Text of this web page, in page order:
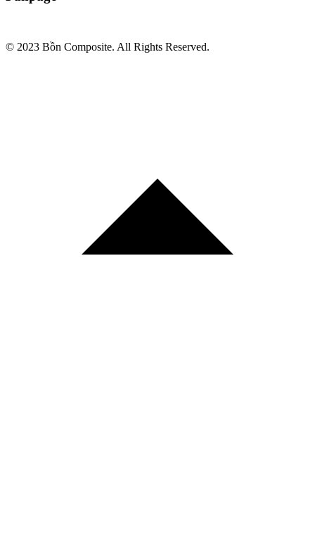
© 2023 Bồn Composite. All Rights Reserved.